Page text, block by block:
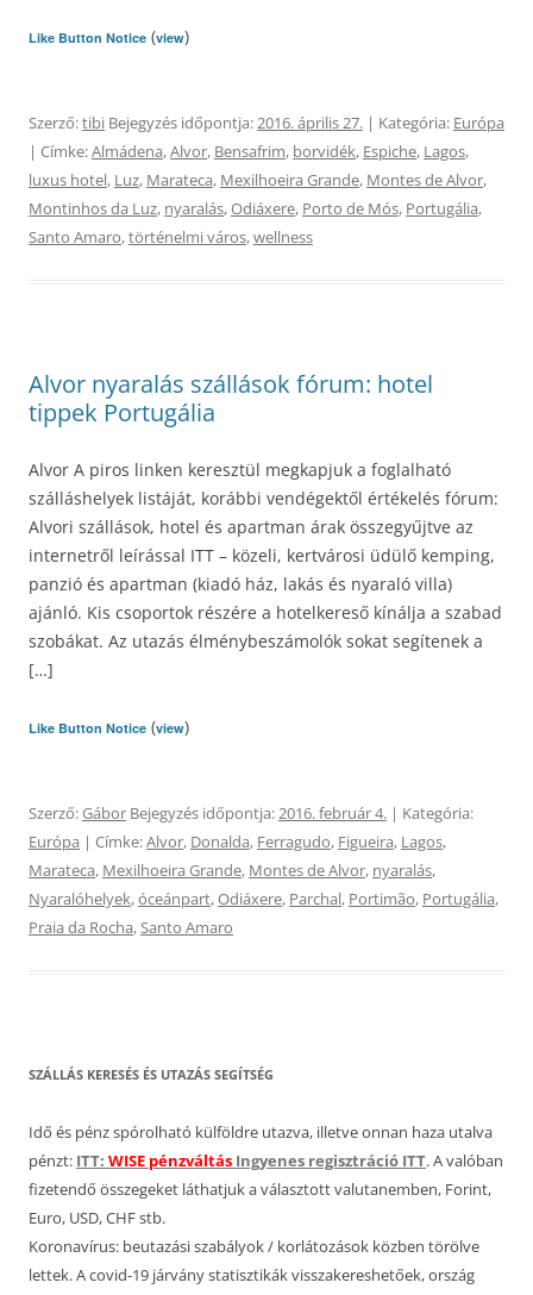
Like Button Notice (view)
Szerző:tibi Bejegyzés időpontja:2016. április 27. | Kategória: Európa
| Címke:Almádena,Alvor, Bensafrim, borvidék, Espiche, Lagos,
luxus hotel, Luz, Marateca, Mexilhoeira Grande, Montes de Alvor,
Montinhos da Luz, nyaralás,Odiáxere, Porto de Mós, Portugália,
Santo Amaro,történelmi város,wellness
Alvor nyaralás szállások fórum: hotel
tippek Portugália
Alvor A piros linken keresztül megkapjuk a foglalható
szálláshelyek listáját, korábbi vendégektől értékelés fórum:
Alvori szállások, hotel és apartman árak összegyűjtve az
internetről leírással ITT – közeli, kertvárosi üdülő kemping,
panzió és apartman (kiadó ház, lakás és nyaraló villa)
ajánló. Kis csoportok részére a hotelkereső kínálja a szabad
szobákat. Az utazás élménybeszámolók sokat segítenek a
[…]
Like Button Notice (view)
Szerző:Gábor Bejegyzés időpontja:2016. február 4. | Kategória:
Európa | Címke:Alvor, Donalda, Ferragudo, Figueira, Lagos,
Marateca, Mexilhoeira Grande, Montes de Alvor, nyaralás,
Nyaralóhelyek,óceánpart,Odiáxere, Parchal, Portimão, Portugália,
Praia da Rocha,Santo Amaro
SZÁLLÁS KERESÉS ÉS UTAZÁS SEGÍTSÉG
Idő és pénz spórolható külföldre utazva, illetve onnan haza utalva
pénzt: ITT: WISE pénzváltás Ingyenes regisztráció ITT. A valóban
fizetendő összegeket láthatjuk a választott valutanemben, Forint,
Euro, USD, CHF stb.
Koronavírus: beutazási szabályok / korlátozások közben törölve
lettek. A covid-19 járvány statisztikák visszakereshetőek, ország